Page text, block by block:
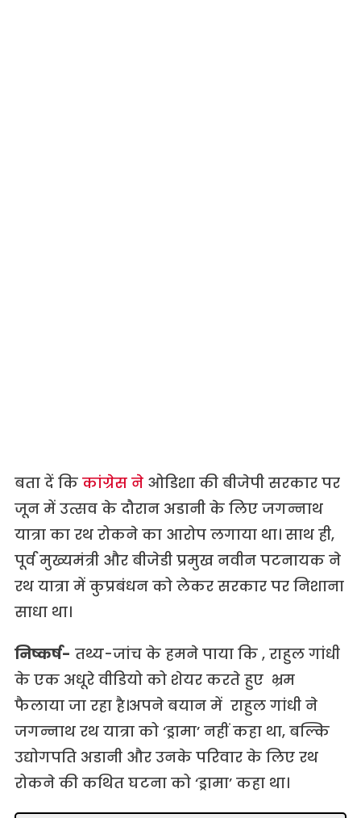
बता दें कि कांग्रेस ने ओडिशा की बीजेपी सरकार पर
जून में उत्सव के दौरान अडानी के लिए जगन्नाथ
यात्रा का रथ रोकने का आरोप लगाया था। साथ ही,
पूर्व मुख्यमंत्री और बीजेडी प्रमुख नवीन पटनायक ने
रथ यात्रा में कुप्रबंधन को लेकर सरकार पर निशाना
साधा था।
निष्कर्ष- तथ्य-जांच के हमने पाया कि , राहुल गांधी
के एक अधूरे वीडियो को शेयर करते हुए भ्रम
फैलाया जा रहा है।अपने बयान में राहुल गांधी ने
जगन्नाथ रथ यात्रा को ‘ड्रामा’ नहीं कहा था, बल्कि
उद्योगपति अडानी और उनके परिवार के लिए रथ
रोकने की कथित घटना को ‘ड्रामा’ कहा था।